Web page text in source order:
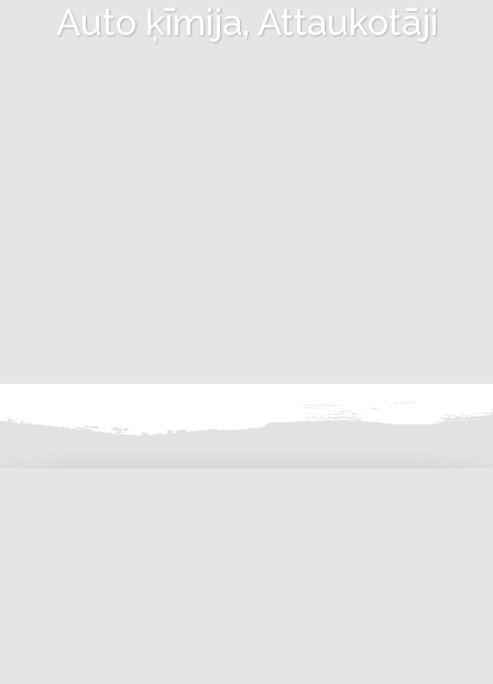
Auto ķīmija, Attaukotāji